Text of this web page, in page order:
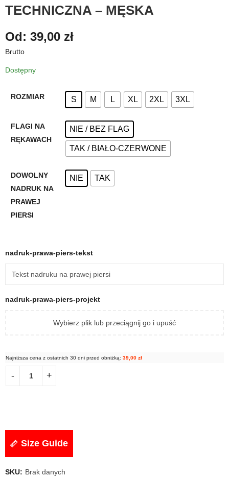
TECHNICZNA – MĘSKA
Od: 39,00 zł
Brutto
Dostępny
ROZMIAR S M L XL 2XL 3XL
FLAGI NA
RĘKAWACH
NIE / BEZ FLAG
TAK / BIAŁO-CZERWONE
DOWOLNY
NADRUK NA
PRAWEJ
PIERSI
NIE TAK
nadruk-prawa-piers-tekst
nadruk-prawa-piers-projekt
Wybierz plik lub przeciągnij go i upuść
Najniższa cena z ostatnich 30 dni przed obniżką: 39,00 zł
Size Guide
SKU: Brak danych